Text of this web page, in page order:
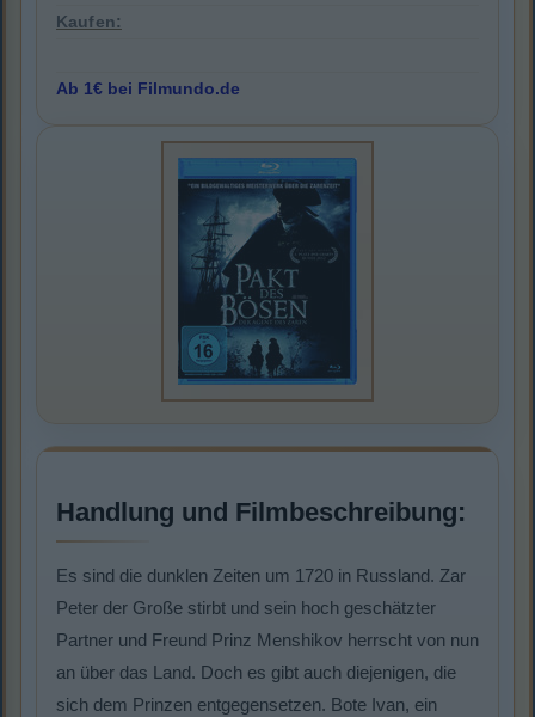
Kaufen:
Ab 1€ bei Filmundo.de
Handlung und Filmbeschreibung:
Es sind die dunklen Zeiten um 1720 in Russland. Zar
Peter der Große stirbt und sein hoch geschätzter
Partner und Freund Prinz Menshikov herrscht von nun
an über das Land. Doch es gibt auch diejenigen, die
sich dem Prinzen entgegensetzen. Bote Ivan, ein